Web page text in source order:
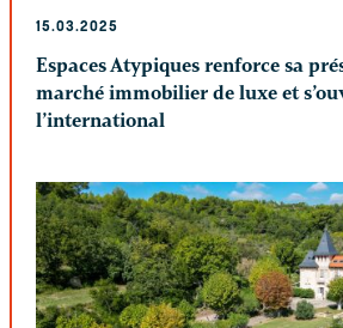
15.03.2025
Espaces Atypiques renforce sa
marché immobilier de luxe et
l’international